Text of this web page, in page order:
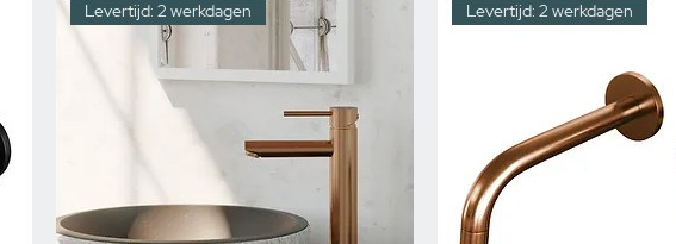
Levertijd: 2 werkdagen Levertijd: 2 werkdagen